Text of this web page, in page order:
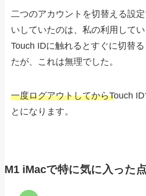
二つのアカウントを切替える設
いしていたのは、私の利用して
Touch IDに触れるとすぐに切替
たが、これは無理でした。
一度ログアウトしてからTouch
とになります。
M1 iMacで特に気に入った点